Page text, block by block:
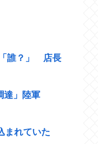
誰？」 店長
達」陸軍
まれていた